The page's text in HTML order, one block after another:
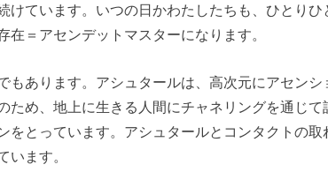
ています。いつの日かわたしたちも、ひとりひ
＝アセンデットマスターになります。
もあります。アシュタールは、高次元にアセンシ
ため、地上に生きる人間にチャネリングを通じて
をとっています。アシュタールとコンタクトの取
います。